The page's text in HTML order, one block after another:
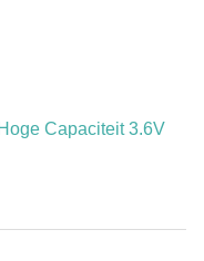
Capaciteit 3.6V